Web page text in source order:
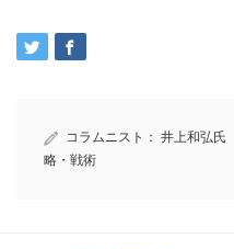
コラムニスト： 井上和弘氏
略・戦術